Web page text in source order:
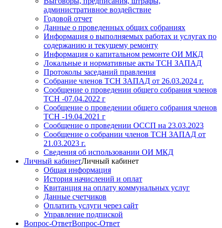
административное воздействие
Годовой отчет
Данные о проведенных общих собраниях
Информация о выполняемых работах и услугах по
содержанию и текущему ремонту
Информация о капитальном ремонте ОИ МКД
Локальные и нормативные акты ТСН ЗАПАД
Протоколы заседаний правления
Собрание членов ТСН ЗАПАД от 26.03.2024 г.
Сообщение о проведении общего собрания членов
ТСН -07.04.2022 г
Сообщение о проведении общего собрания членов
ТСН -19.04.2021 г
Сообщение о проведении ОССП на 23.03.2023
Сообщение о собрании членов ТСН ЗАПАД от
21.03.2023 г.
Сведения об использовании ОИ МКД
Личный кабинетЛичный кабинет
Общая информация
История начислений и оплат
Квитанция на оплату коммунальных услуг
Данные счетчиков
Оплатить услуги через сайт
Управление подпиской
Вопрос-ОтветВопрос-Ответ